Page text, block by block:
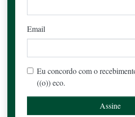
Email
Eu concordo com o
((o)) eco.